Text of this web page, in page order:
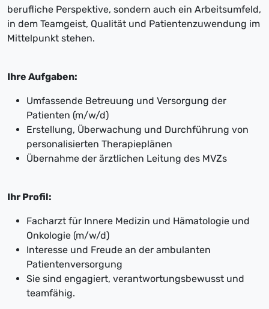
berufliche Perspektive, sondern auch ein Arbeitsumfeld,
in dem Teamgeist, Qualität und Patientenzuwendung im
Mittelpunkt stehen.
Ihre Aufgaben:
Umfassende Betreuung und Versorgung der
Patienten (m/w/d)
Erstellung, Überwachung und Durchführung von
personalisierten Therapieplänen
Übernahme der ärztlichen Leitung des MVZs
Ihr Profil:
Facharzt für Innere Medizin und Hämatologie und
Onkologie (m/w/d)
Interesse und Freude an der ambulanten
Patientenversorgung
Sie sind engagiert, verantwortungsbewusst und
teamfähig.